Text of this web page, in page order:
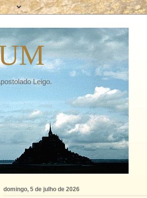
Leigo.
domingo, 5 de julho de 2026